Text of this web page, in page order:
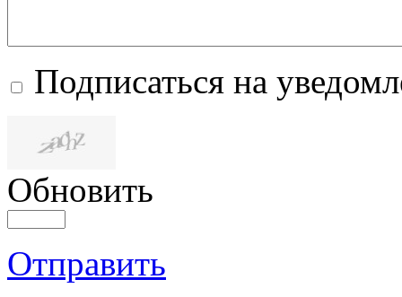
Подписаться на
Обновить
Отправить